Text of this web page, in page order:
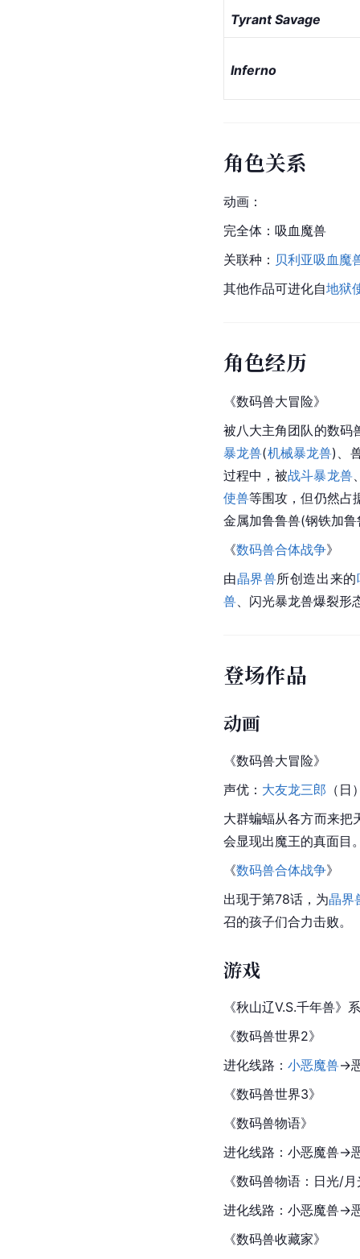
Tyrant Savage
Inferno
角色关系
动画：
完全体： 吸血魔兽
关联种： 贝利亚吸血魔
其他作品可进化自地狱
角色经历
《数码兽大冒险》
被八大主角团队的数码
暴龙兽(机械暴龙兽)、
过程中，被战斗暴龙兽
使兽等围攻，但仍然占
金属加鲁鲁兽(钢铁加
《数码兽合体战争》
由晶界兽所创造出来的
兽
闪光暴龙兽爆裂形
登场作品
动画
《数码兽大冒险》
声优： 大友龙三郎 （日
大群蝙蝠从各方而来把
会显现出魔王的真面目
《数码兽合体战争》
出现于第78话，为晶界
召的孩子们合力击败。
游戏
《秋山辽V.S.千年兽》
《数码兽世界2》
进化线路： 小恶魔兽→
《数码兽世界3》
《数码兽物语》
进化线路：小恶魔兽→
《数码兽物语：日光/
进化线路：小恶魔兽→
《数码兽收藏家》